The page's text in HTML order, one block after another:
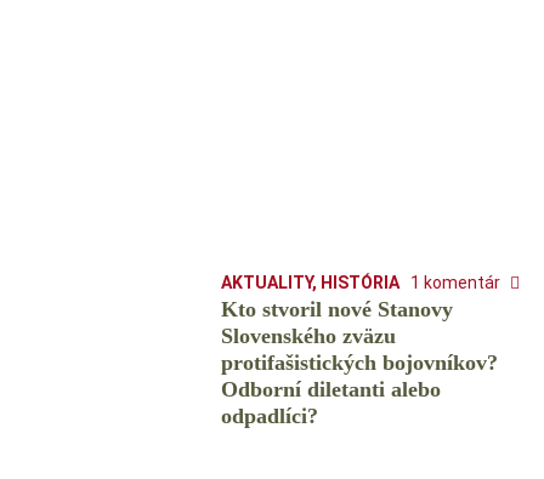
AKTUALITY, HISTÓRIA 1 komentár
Kto stvoril nové Stanovy
Slovenského zväzu
protifašistických bojovníkov?
Odborní diletanti alebo
odpadlíci?